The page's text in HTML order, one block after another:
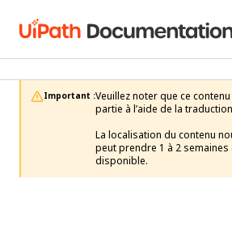
Important :Veuillez noter que ce
partie à l’aide de la
La localisation du contenu
peut prendre 1 à 2 semaines
disponible.